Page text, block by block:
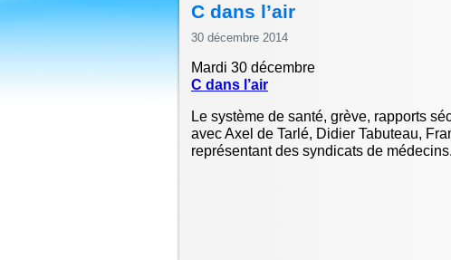
C dans l’air
30 décembre 2014
Mardi 30 décembre
C dans l’air
Le système de santé, grève, rapports
avec Axel de Tarlé, Didier Tabuteau,
représentant des syndicats de médecins.